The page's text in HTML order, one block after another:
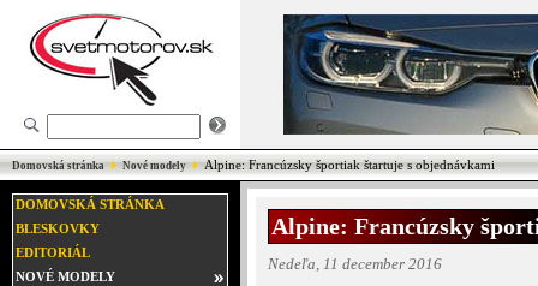
Domovská stránka Nové modely Alpine: Francúzsky športiak štartuje s objednávkami
DOMOVSKÁ STRÁNKA
BLESKOVKY
EDITORIÁL
NOVÉ MODELY
Alpine: Francúzsky
Nedeľa, 11 december 2016